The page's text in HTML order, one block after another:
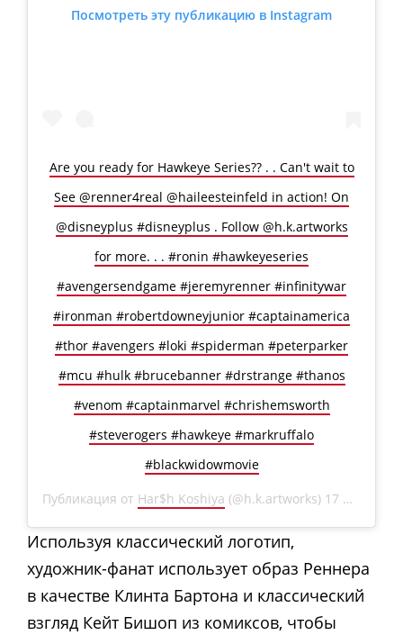
Посмотреть эту публикацию в Instagram
Are you ready for Hawkeye Series?? . . Can't wait to
See @renner4real @haileesteinfeld in action! On
@disneyplus #disneyplus . Follow @h.k.artworks
for more. . . #ronin #hawkeyeseries
#avengersendgame #jeremyrenner #infinitywar
#ironman #robertdowneyjunior #captainamerica
#thor #avengers #loki #spiderman #peterparker
#mcu #hulk #brucebanner #drstrange #thanos
#venom #captainmarvel #chrishemsworth
#steverogers #hawkeye #markruffalo
#blackwidowmovie
Публикация от Har$h Koshiya (@h.k.artworks) 17 Ноя 2019 в 8:01 PST
Используя классический логотип,
художник-фанат использует образ Реннера
в качестве Клинта Бартона и классический
взгляд Кейт Бишоп из комиксов, чтобы